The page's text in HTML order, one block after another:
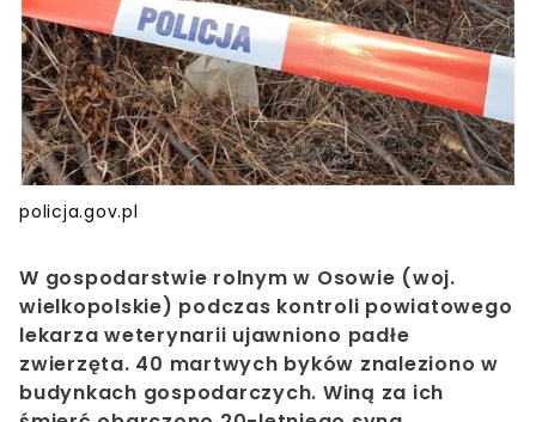
policja.gov.pl
W gospodarstwie rolnym w Osowie (woj.
wielkopolskie) podczas kontroli powiatowego
lekarza weterynarii ujawniono padłe
zwierzęta. 40 martwych byków znaleziono w
budynkach gospodarczych. Winą za ich